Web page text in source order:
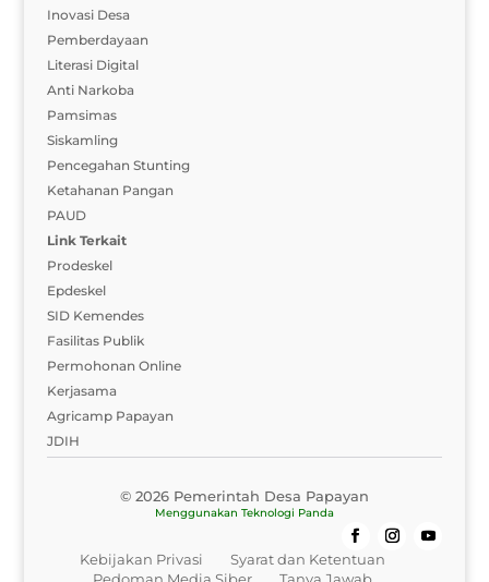
Inovasi Desa
Pemberdayaan
Literasi Digital
Anti Narkoba
Pamsimas
Siskamling
Pencegahan Stunting
Ketahanan Pangan
PAUD
Link Terkait
Prodeskel
Epdeskel
SID Kemendes
Fasilitas Publik
Permohonan Online
Kerjasama
Agricamp Papayan
JDIH
© 2026 Pemerintah Desa Papayan
Menggunakan Teknologi Panda
Kebijakan Privasi
Syarat dan Ketentuan